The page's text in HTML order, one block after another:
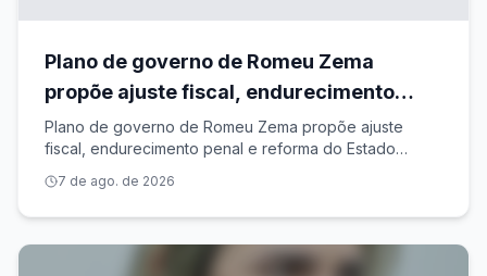
Plano de governo de Romeu Zema
propõe ajuste fiscal, endurecimento
penal e reforma do Estado
Plano de governo de Romeu Zema propõe ajuste
fiscal, endurecimento penal e reforma do Estado
7 de ago. de 2026